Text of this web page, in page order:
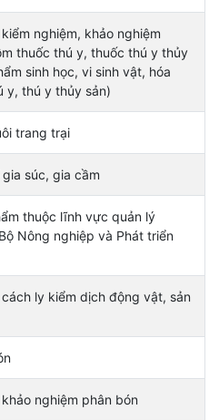
nghiệm, khảo nghiệm
thuốc thú y, thuốc thú y thủy
sinh học, vi sinh vật, hóa
y, thú y thủy sản)
trang trại
súc, gia cầm
thuộc lĩnh vực quản lý
Nông nghiệp và Phát triển
ly kiểm dịch động vật, sản
nghiệm phân bón